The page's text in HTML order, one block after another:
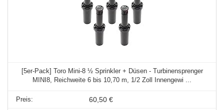
[5er-Pack] Toro Mini-8 ½ Sprinkler + Düsen - Turbinensprenger
MINI8, Reichweite 6 bis 10,70 m, 1/2 Zoll Innengewi ...
60,50 €